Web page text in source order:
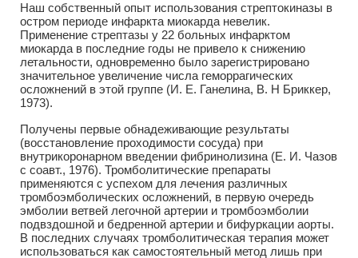
Наш собственный опыт использования стрептокиназы в
остром периоде инфаркта миокарда невелик.
Применение стрептазы у 22 больных инфарктом
миокарда в последние годы не привело к снижению
летальности, одновременно было зарегистрировано
значительное увеличение числа геморрагических
осложнений в этой группе (И. Е. Ганелина, В. Н Бриккер,
1973).
Получены первые обнадеживающие результаты
(восстановление проходимости сосуда) при
внутрикоронарном введении фибринолизина (Е. И. Чазов
с соавт., 1976). Тромболитические препараты
применяются с успехом для лечения различных
тромбоэмболических осложнений, в первую очередь
эмболии ветвей легочной артерии и тромбоэмболии
подвздошной и бедренной артерии и бифуркации аорты.
В последних случаях тромболитическая терапия может
использоваться как самостоятельный метод лишь при